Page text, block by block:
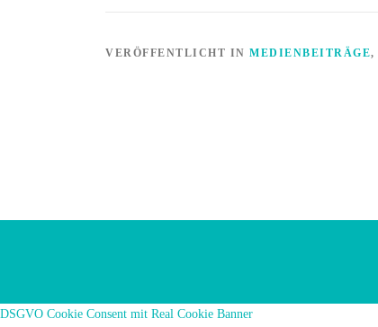
VERÖFFENTLICHT IN MEDIENBEITRÄGE,
DSGVO Cookie Consent mit Real Cookie Banner